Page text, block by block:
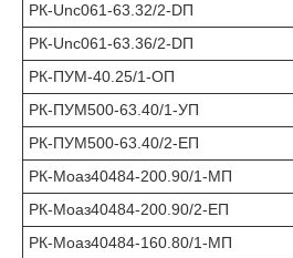
РК-Unc061-63.32/2-DП
РК-Unc061-63.36/2-DП
РК-ПУМ-40.25/1-ОП
РК-ПУМ500-63.40/1-УП
РК-ПУМ500-63.40/2-ЕП
РК-Моаз40484-200.90/1-МП
РК-Моаз40484-200.90/2-ЕП
РК-Моаз40484-160.80/1-МП